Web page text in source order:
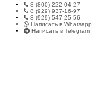
8 (800) 222-04-27
8 (929) 937-16-97
8 (929) 547-25-56
Написать в Whatsapp
Написать в Telegram